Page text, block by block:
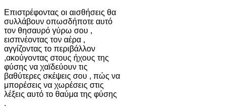
Επιστρέφοντας οι αισθήσεις θα
συλλάβουν οπωσδήποτε αυτό
τον θησαυρό γύρω σου ,
εισπνέοντας τον αέρα ,
αγγίζοντας το περιβάλλον
,ακούγοντας στους ήχους της
φύσης να χαϊδεύουν τις
βαθύτερες σκέψεις σου , πώς να
μπορέσεις να χωρέσεις στις
λέξεις αυτό το θαύμα της φύσης
.